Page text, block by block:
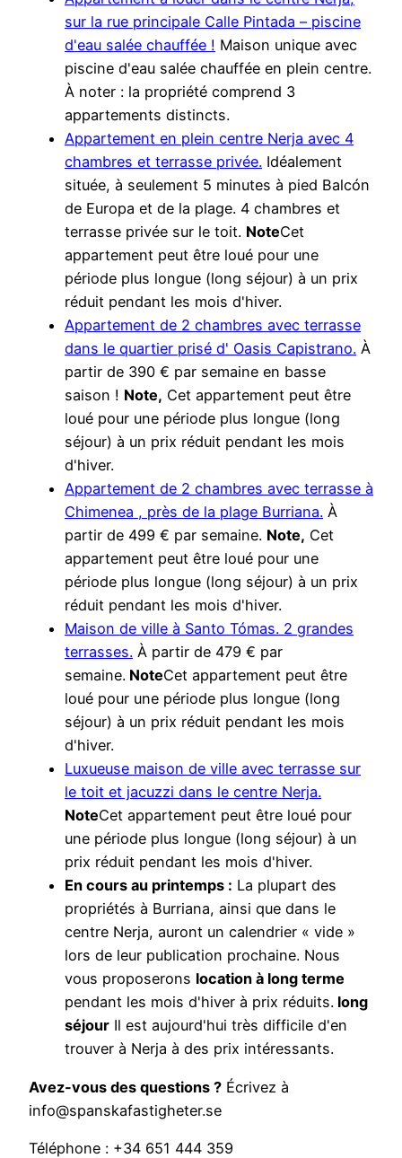
sur la rue principale Calle Pintada – piscine
d'eau salée chauffée ! Maison unique avec
piscine d'eau salée chauffée en plein centre.
À noter : la propriété comprend 3
appartements distincts.
Appartement en plein centre Nerja avec 4
chambres et terrasse privée. Idéalement
située, à seulement 5 minutes à pied Balcón
de Europa et de la plage. 4 chambres et
terrasse privée sur le toit. NoteCet
appartement peut être loué pour une
période plus longue (long séjour) à un prix
réduit pendant les mois d'hiver.
Appartement de 2 chambres avec terrasse
dans le quartier prisé d' Oasis Capistrano. À
partir de 390 € par semaine en basse
saison ! Note, Cet appartement peut être
loué pour une période plus longue (long
séjour) à un prix réduit pendant les mois
d'hiver.
Appartement de 2 chambres avec terrasse à
Chimenea , près de la plage Burriana. À
partir de 499 € par semaine. Note, Cet
appartement peut être loué pour une
période plus longue (long séjour) à un prix
réduit pendant les mois d'hiver.
Maison de ville à Santo Tómas. 2 grandes
terrasses. À partir de 479 € par
semaine. NoteCet appartement peut être
loué pour une période plus longue (long
séjour) à un prix réduit pendant les mois
d'hiver.
Luxueuse maison de ville avec terrasse sur
le toit et jacuzzi dans le centre Nerja.
NoteCet appartement peut être loué pour
une période plus longue (long séjour) à un
prix réduit pendant les mois d'hiver.
En cours au printemps : La plupart des
propriétés à Burriana, ainsi que dans le
centre Nerja, auront un calendrier « vide »
lors de leur publication prochaine. Nous
vous proposerons location à long terme
pendant les mois d'hiver à prix réduits. long
séjour Il est aujourd'hui très difficile d'en
trouver à Nerja à des prix intéressants.
Avez-vous des questions ? Écrivez à
info@spanskafastigheter.se
Téléphone : +34 651 444 359